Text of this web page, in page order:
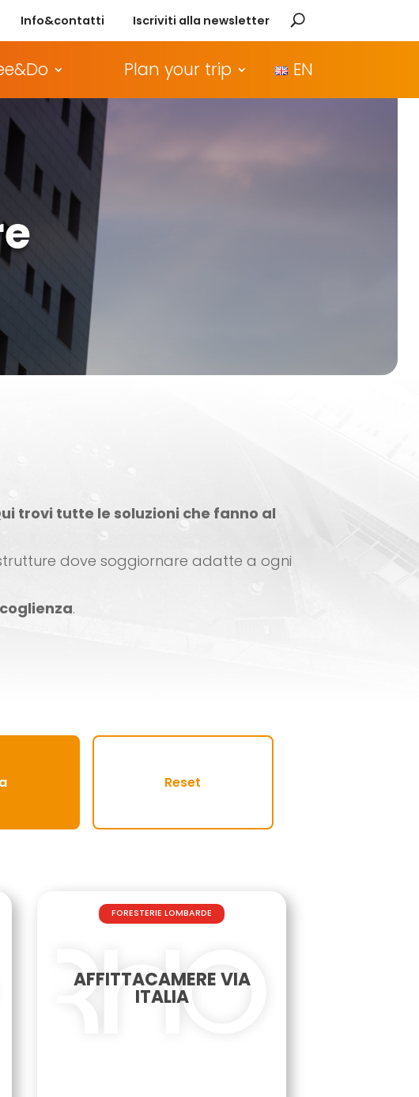
Info&contatti Iscriviti alla newsletter
Plan your trip EN
trovi tutte le soluzioni che fanno al
dove soggiornare adatte a ogni
.
FORESTERIE LOMBARDE
AFFITTACAMERE VIA
ITALIA